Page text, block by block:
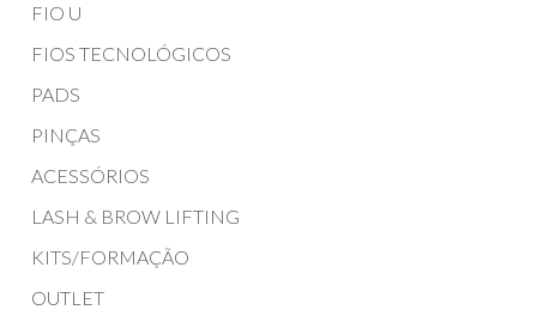
FIO U
FIOS TECNOLÓGICOS
PADS
PINÇAS
ACESSÓRIOS
LASH & BROW LIFTING
KITS/FORMAÇÃO
OUTLET